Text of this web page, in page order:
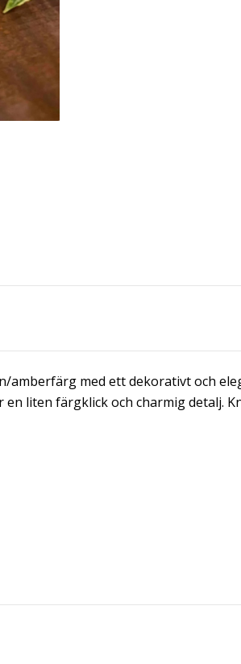
amberfärg med ett dekorativt och
liten färgklick och charmig detalj.